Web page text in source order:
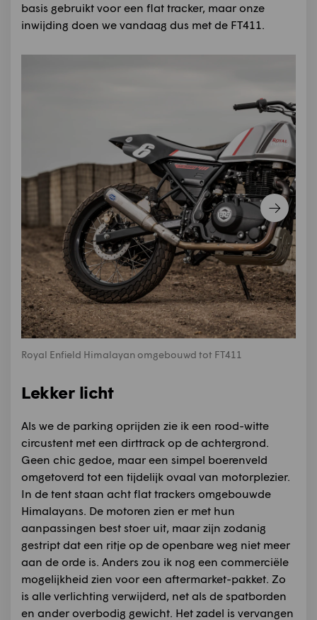
basis gebruikt voor een flat tracker, maar onze
inwijding doen we vandaag dus met de FT411.
Royal Enfield Himalayan omgebouwd tot FT411
Lekker licht
Als we de parking oprijden zie ik een rood-witte
circustent met een dirttrack op de achtergrond.
Geen chic gedoe, maar een simpel boerenveld
omgetoverd tot een tijdelijk ovaal van motorplezier.
In de tent staan acht flat trackers omgebouwde
Himalayans. De motoren zien er met hun
aanpassingen best stoer uit, maar zijn zodanig
gestript dat een ritje op de openbare weg niet meer
aan de orde is. Anders zou ik nog een commerciële
mogelijkheid zien voor een aftermarket-pakket. Zo
is alle verlichting verwijderd, net als de spatborden
en ander overbodig gewicht. Het zadel is vervangen